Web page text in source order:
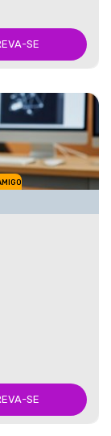
SE
SE